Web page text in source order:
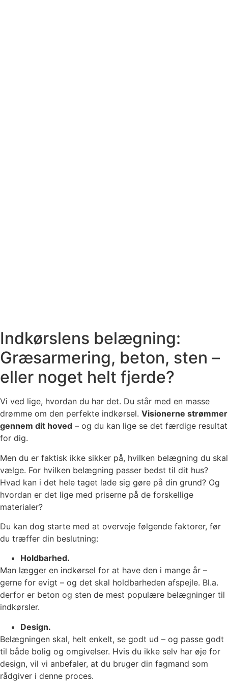
Indkørslens belægning:
Græsarmering, beton, sten –
eller noget helt fjerde?
Vi ved lige, hvordan du har det. Du står med en masse
drømme om den perfekte indkørsel. Visionerne strømmer
gennem dit hoved – og du kan lige se det færdige resultat
for dig.
Men du er faktisk ikke sikker på, hvilken belægning du skal
vælge. For hvilken belægning passer bedst til dit hus?
Hvad kan i det hele taget lade sig gøre på din grund? Og
hvordan er det lige med priserne på de forskellige
materialer?
Du kan dog starte med at overveje følgende faktorer, før
du træffer din beslutning:
Holdbarhed.
Man lægger en indkørsel for at have den i mange år –
gerne for evigt – og det skal holdbarheden afspejle. Bl.a.
derfor er beton og sten de mest populære belægninger til
indkørsler.
Design.
Belægningen skal, helt enkelt, se godt ud – og passe godt
til både bolig og omgivelser. Hvis du ikke selv har øje for
design, vil vi anbefaler, at du bruger din fagmand som
rådgiver i denne proces.